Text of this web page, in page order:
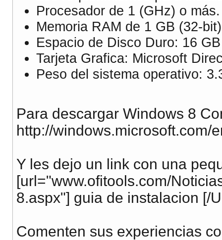
Procesador de 1 (GHz) o más.
Memoria RAM de 1 GB (32-
Espacio de Disco Duro: 16
Tarjeta Grafica: Microsoft
Peso del sistema operativo:
Para descargar Windows 8
http://windows.microsoft.com/
Y les dejo un link con una
[url="www.ofitools.com/
8.aspx"] guia de instalacion [/
Comenten sus experiencias